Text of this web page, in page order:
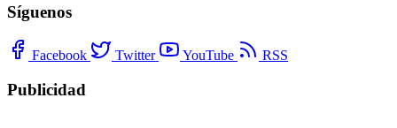
Síguenos
Facebook Twitter YouTube RSS
Publicidad